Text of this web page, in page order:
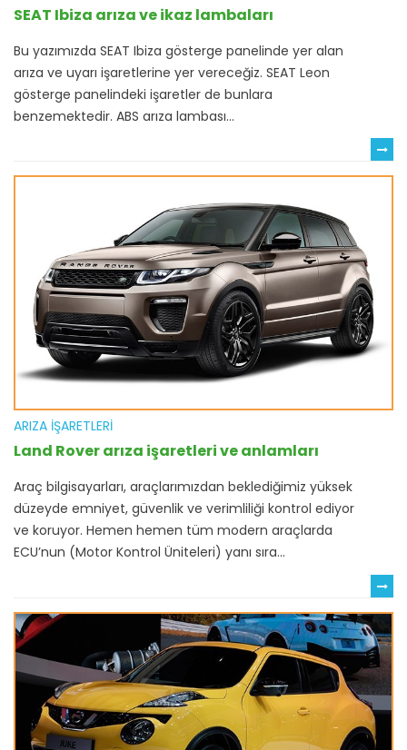
SEAT Ibiza arıza ve ikaz lambaları
Bu yazımızda SEAT Ibiza gösterge panelinde yer alan
arıza ve uyarı işaretlerine yer vereceğiz. SEAT Leon
gösterge panelindeki işaretler de bunlara
benzemektedir. ABS arıza lambası...
ARIZA İŞARETLERI
Land Rover arıza işaretleri ve anlamları
Araç bilgisayarları, araçlarımızdan beklediğimiz yüksek
düzeyde emniyet, güvenlik ve verimliliği kontrol ediyor
ve koruyor. Hemen hemen tüm modern araçlarda
ECU’nun (Motor Kontrol Üniteleri) yanı sıra...